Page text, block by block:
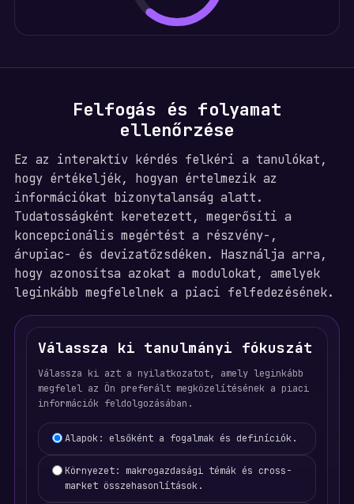
Felfogás és folyamat
ellenőrzése
Ez az interaktív kérdés felkéri a tanulókat,
hogy értékeljék, hogyan értelmezik az
információkat bizonytalanság alatt.
Tudatosságként keretezett, megerősíti a
koncepcionális megértést a részvény-,
árupiac- és devizatőzsdéken. Használja arra,
hogy azonosítsa azokat a modulokat, amelyek
leginkább megfelelnek a piaci felfedezésének.
Válassza ki tanulmányi fókuszát
Válassza ki azt a nyilatkozatot, amely leginkább
megfelel az Ön preferált megközelítésének a piaci
információk feldolgozásában.
Learning focus selection
Alapok: elsőként a fogalmak és definíciók.
Környezet: makrogazdasági témák és cross-
market összehasonlítások.